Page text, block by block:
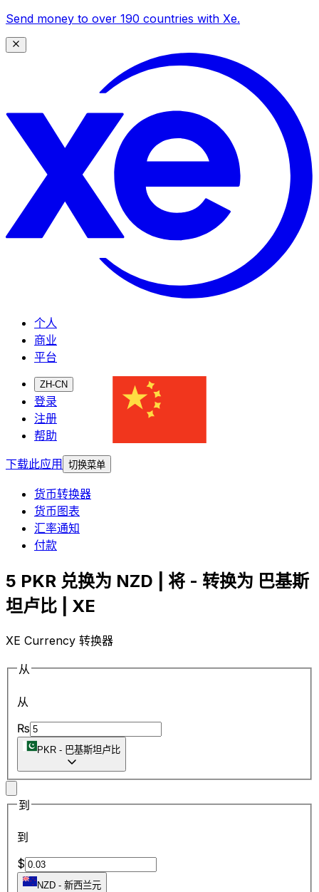
Send money to over 190 countries with Xe.
个人
商业
平台
ZH-CN
登录
注册
帮助
下载此应用
切换菜单
货币转换器
货币图表
汇率通知
付款
5 PKR 兑换为 NZD | 将 - 转换为 巴基斯
坦卢比 | XE
XE Currency 转换器
从
从
₨
PKR - 巴基斯坦卢比
到
到
$
NZD - 新西兰元